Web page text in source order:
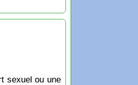
sexuel ou une